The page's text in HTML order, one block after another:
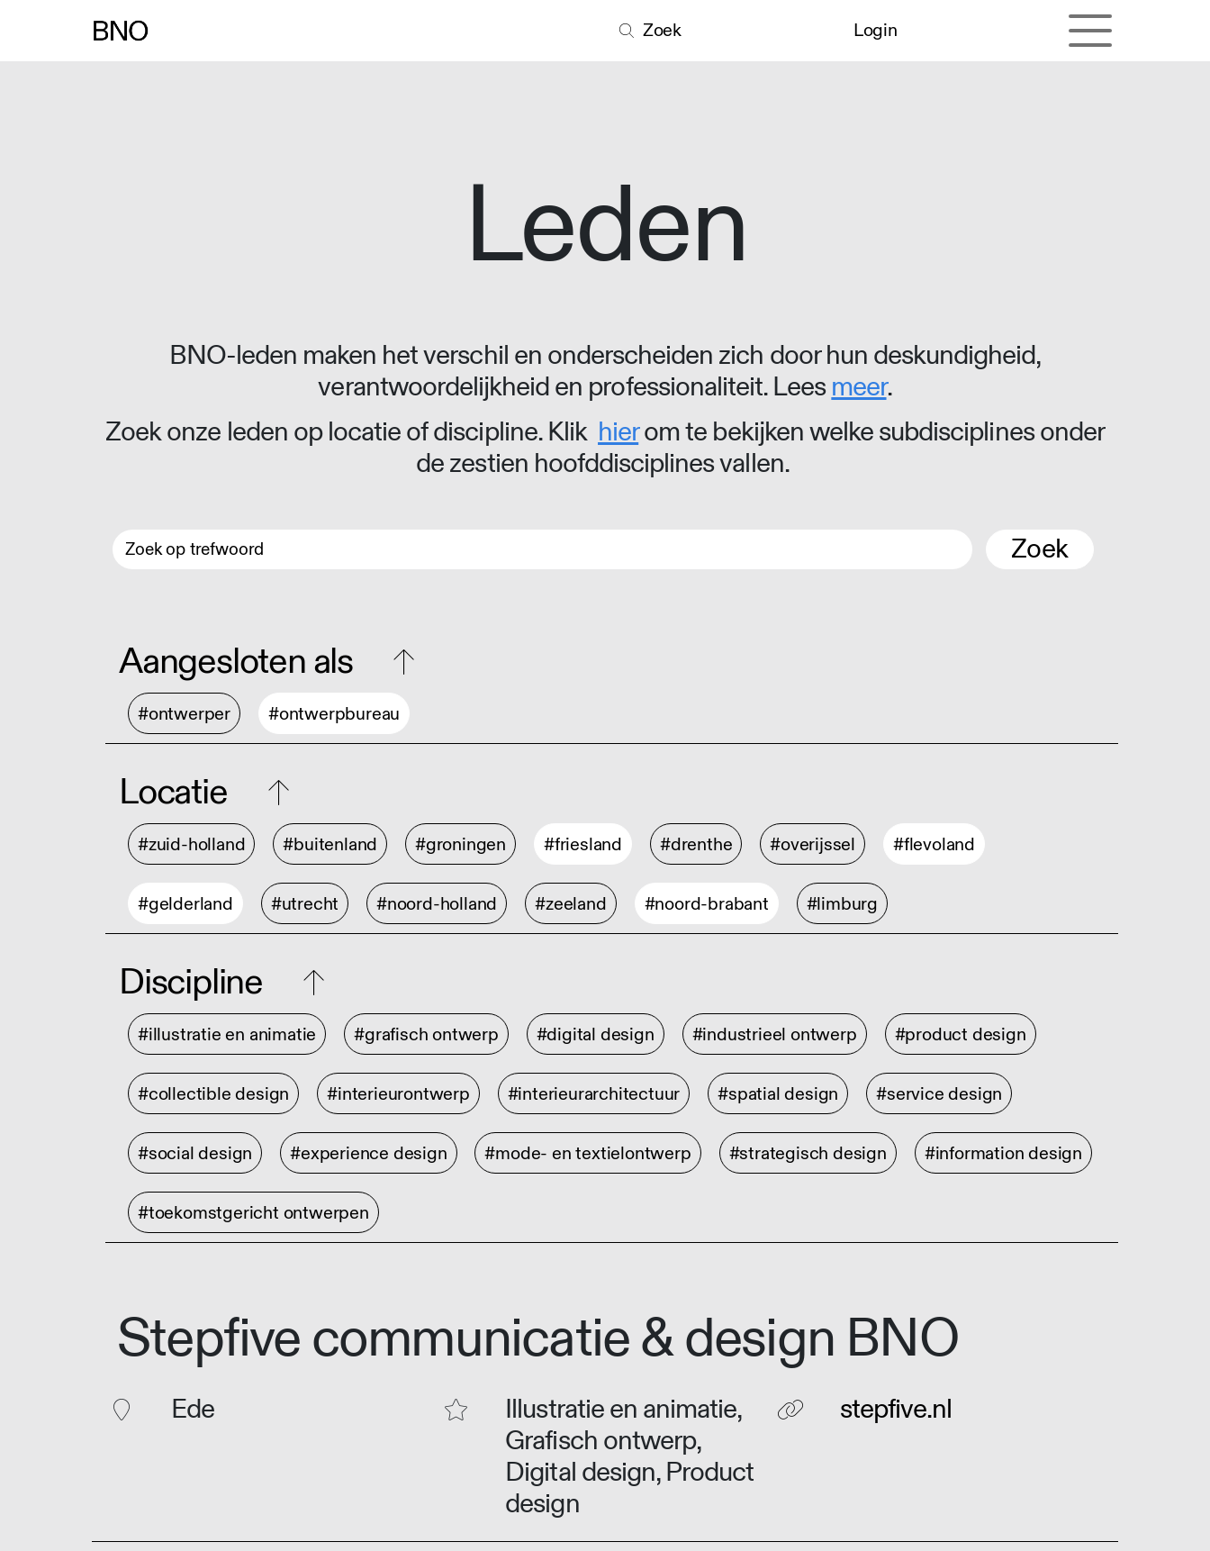
Zoek Login
Leden
BNO-leden maken het verschil en onderscheiden zich door hun deskundigheid,
verantwoordelijkheid en professionaliteit. Leesmeer.
Zoek onze leden op locatie of discipline. Klik hierom te bekijken welke subdisciplines onder
de zestien hoofddisciplines vallen.
Zoek
Aangesloten als
#ontwerper #ontwerpbureau
Locatie
#zuid-holland #buitenland #groningen #friesland #drenthe #overijssel #flevoland
#gelderland #utrecht #noord-holland #zeeland #noord-brabant #limburg
Discipline
#illustratie en animatie #grafisch ontwerp #digital design #industrieel ontwerp #product design
#collectible design #interieurontwerp #interieurarchitectuur #spatial design #service design
#social design #experience design #mode- en textielontwerp #strategisch design #information design
#toekomstgericht ontwerpen
Stepfive communicatie & design BNO
Ede
Illustratie en animatie,
Grafisch ontwerp,
Digital design, Product
design
stepfive.nl